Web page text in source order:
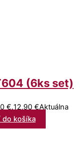
(6ks set)
€.12,90 €Aktuálna
do košíka